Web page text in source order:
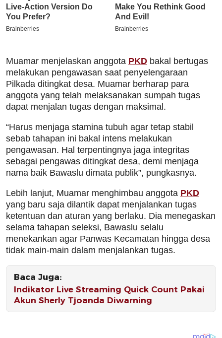
Muamar menjelaskan anggota PKD bakal bertugas
melakukan pengawasan saat penyelengaraan
Pilkada ditingkat desa. Muamar berharap para
anggota yang telah melaksanakan sumpah tugas
dapat menjalan tugas dengan maksimal.
“Harus menjaga stamina tubuh agar tetap stabil
sebab tahapan ini bakal intens melakukan
pengawasan. Hal terpentingnya jaga integritas
sebagai pengawas ditingkat desa, demi menjaga
nama baik Bawaslu dimata publik”, pungkasnya.
Lebih lanjut, Muamar menghimbau anggota PKD
yang baru saja dilantik dapat menjalankan tugas
ketentuan dan aturan yang berlaku. Dia menegaskan
selama tahapan seleksi, Bawaslu selalu
menekankan agar Panwas Kecamatan hingga desa
tidak main-main dalam menjalankan tugas.
Baca Juga:
Indikator Live Streaming Quick Count Pakai
Akun Sherly Tjoanda Diwarning